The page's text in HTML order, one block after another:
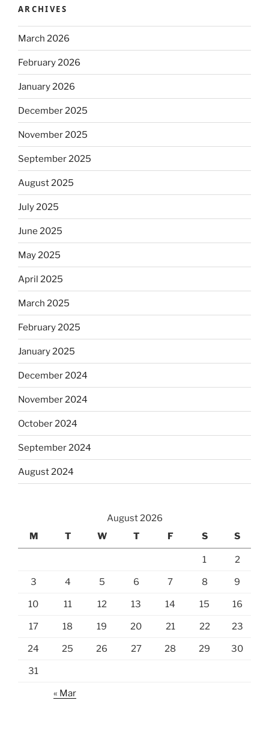
ARCHIVES
March 2026
February 2026
January 2026
December 2025
November 2025
September 2025
August 2025
July 2025
June 2025
May 2025
April 2025
March 2025
February 2025
January 2025
December 2024
November 2024
October 2024
September 2024
August 2024
August 2026
M
T W T F S S
1 2
3 4 5 6 7 8 9
10 11 12 13 14 15 16
17 18 19 20 21 22 23
24 25 26 27 28 29 30
31
« Mar